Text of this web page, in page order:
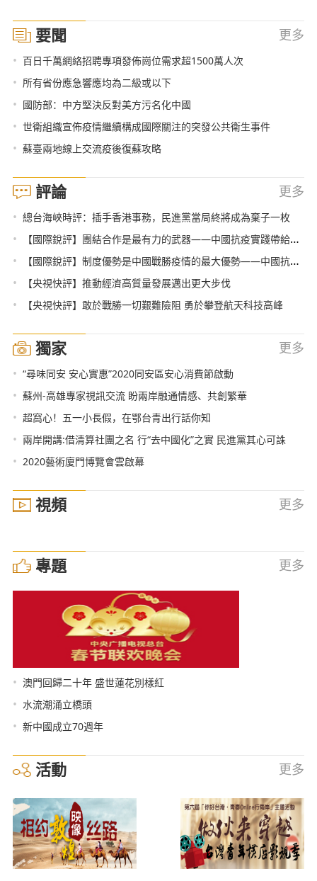
要聞 更多
• 百日千萬網絡招聘專項發佈崗位需求超1500萬人次
• 所有省份應急響應均為二級或以下
• 國防部：中方堅決反對美方污名化中國
• 世衛組織宣佈疫情繼續構成國際關注的突發公共衛生事件
• 蘇臺兩地線上交流疫後復蘇攻略
評論 更多
• 總台海峽時評：插手香港事務，民進黨當局終將成為棄子一枚
• 【國際銳評】團結合作是最有力的武器——中國抗疫實踐帶給世界的思考之三
• 【國際銳評】制度優勢是中國戰勝疫情的最大優勢——中國抗疫實踐帶給世界的思考之二
• 【央視快評】推動經濟高質量發展邁出更大步伐
• 【央視快評】敢於戰勝一切艱難險阻 勇於攀登航天科技高峰
獨家 更多
• “尋味同安 安心實惠”2020同安區安心消費節啟動
• 蘇州-高雄專家視訊交流 盼兩岸融通情感、共創繁華
• 超窩心！五一小長假，在鄂台青出行話你知
• 兩岸開講:借清算社團之名 行“去中國化”之實 民進黨其心可誅
• 2020藝術廈門博覽會雲啟幕
視頻 更多
專題 更多
• 澳門回歸二十年 盛世蓮花別樣紅
• 水流潮涌立橋頭
• 新中國成立70週年
活動 更多